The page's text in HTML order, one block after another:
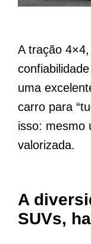
A tração
uma
carro para
isso: mesmo
valorizada.
A
SUVs,